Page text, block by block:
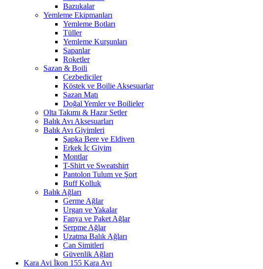
Bazukalar
Yemleme Ekipmanları
Yemleme Botları
Tüller
Yemleme Kurşunları
Sapanlar
Roketler
Sazan & Boili
Cezbediciler
Köstek ve Boilie Aksesuarlar
Sazan Matı
Doğal Yemler ve Boilieler
Olta Takımı & Hazır Setler
Balık Avı Aksesuarları
Balık Avı Giyimleri
Şapka Bere ve Eldiven
Erkek İç Giyim
Montlar
T-Shirt ve Sweatshirt
Pantolon Tulum ve Şort
Buff Kolluk
Balık Ağları
Germe Ağlar
Urgan ve Yakalar
Fanya ve Paket Ağlar
Serpme Ağlar
Uzatma Balık Ağları
Can Simitleri
Güvenlik Ağları
Kara Avı